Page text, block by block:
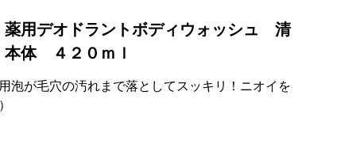
用デオドラントボディウォッシュ 清
体 ４２０ｍｌ
泡が毛穴の汚れまで落としてスッキリ！ニオイを